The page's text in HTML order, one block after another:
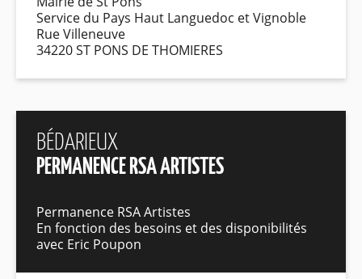
Service du Pays Haut Languedoc et Vignoble
Rue Villeneuve
34220 ST PONS DE THOMIERES
BÉDARIEUX
PERMANENCE RSA ARTISTES
Permanence RSA Artistes
En fonction des besoins et des disponibilités
avec Eric Poupon